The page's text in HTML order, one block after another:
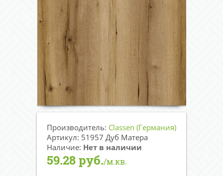
Производитель: Classen (Германия)
Артикул: 51957 Дуб Матера
Наличие: Нет в наличии
59.28 руб./м.кв.